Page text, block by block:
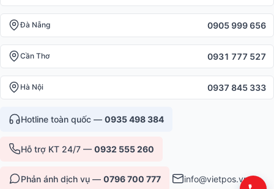
Đà Nẵng 0905 999 656
Cần Thơ 0931 777 527
Hà Nội 0937 845 333
Hotline toàn quốc — 0935 498 384
Hỗ trợ KT 24/7 — 0932 555 260
Phản ánh dịch vụ — 0796 700 777 info@vietpos.vn